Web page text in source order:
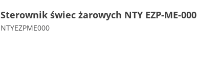
Sterownik świec żarowych NTY EZP-ME-000
NTYEZPME000